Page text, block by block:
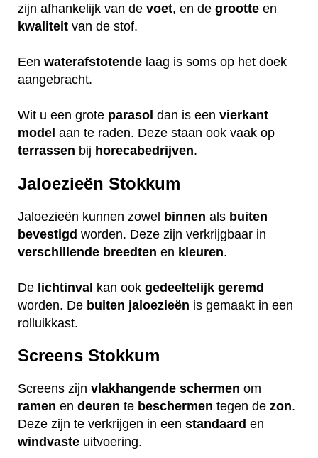
zijn afhankelijk van de voet, en de grootte en
kwaliteit van de stof.
Een waterafstotende laag is soms op het doek
aangebracht.
Wit u een grote parasol dan is een vierkant
model aan te raden. Deze staan ook vaak op
terrassen bij horecabedrijven.
Jaloezieën Stokkum
Jaloezieën kunnen zowel binnen als buiten
bevestigd worden. Deze zijn verkrijgbaar in
verschillende breedten en kleuren.
De lichtinval kan ook gedeeltelijk geremd
worden. De buiten jaloezieën is gemaakt in een
rolluikkast.
Screens Stokkum
Screens zijn vlakhangende schermen om
ramen en deuren te beschermen tegen de zon.
Deze zijn te verkrijgen in een standaard en
windvaste uitvoering.